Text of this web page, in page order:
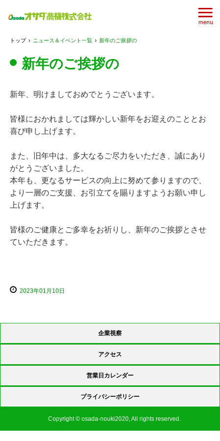
トップ › ニュース＆イベント一覧 › 新年のご挨拶の
新年のご挨拶の
新年、明けましておめでとうございます。
皆様におかれましては輝かしい新年をお迎えのこととお
喜び申し上げます。
また、旧年中は、多大なるご尽力をいただき、誠にあり
がとうございました。
本年も、更なるサービスの向上に努めて参りますので、
より一層のご支援、お引立てを賜りますようお願い申し
上げます。
皆様のご健康とご多幸をお祈りし、新年のご挨拶とさせ
ていただきます。
2023年01月10日
企業視察
アクセス
営業日カレンダー
プライバシーポリシー
Copyright © osada-nouki2020, All rights reserved.